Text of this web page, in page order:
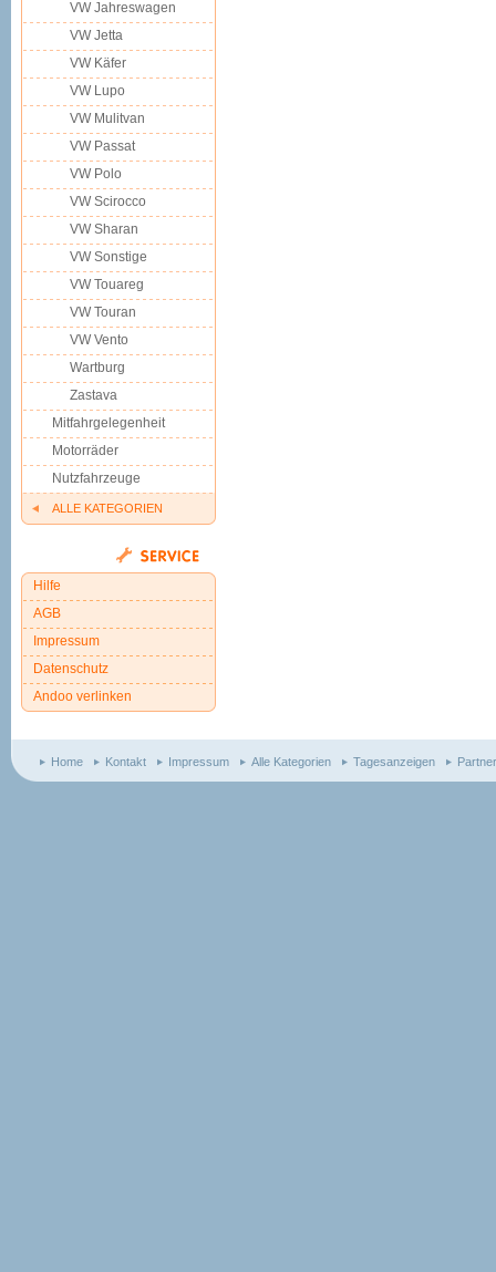
VW Jahreswagen
VW Jetta
VW Käfer
VW Lupo
VW Mulitvan
VW Passat
VW Polo
VW Scirocco
VW Sharan
VW Sonstige
VW Touareg
VW Touran
VW Vento
Wartburg
Zastava
Mitfahrgelegenheit
Motorräder
Nutzfahrzeuge
ALLE KATEGORIEN
Hilfe
AGB
Impressum
Datenschutz
Andoo verlinken
Home Kontakt Impressum Alle Kategorien Tagesanzeigen Partner